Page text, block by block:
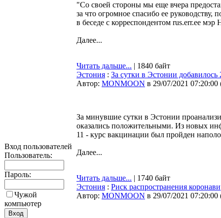
Вход пользователей
Пользователь:
Пароль:
Чужой
компьютер
"Со своей стороны мы еще вчера
за что огромное спасибо ее руководству,
в беседе с корреспондентом rus.err.ee
Далее...
Читать дальше... | 1840 байт
Эстония : За сутки в Эстонии
Автор: MONMOON в 29/07/2021 07:20:00
За минувшие сутки в Эстонии
оказались положительными. Из новых
11 - курс вакцинации был пройден
Далее...
Читать дальше... | 1740 байт
Эстония : Риск распространения
Автор: MONMOON в 29/07/2021 07:20:00